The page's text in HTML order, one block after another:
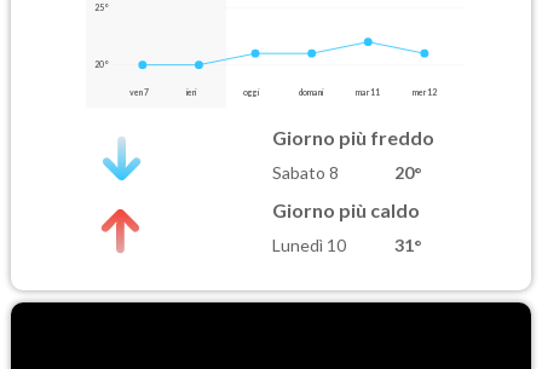
25°
20°
ven 7 ieri oggi domani mar 11 mer 12
Giorno più freddo
Sabato 8 20°
Giorno più caldo
Lunedì 10 31°